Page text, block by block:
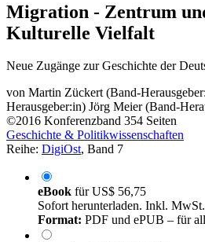
Migration - Zentrum
Kulturelle Vielfalt
Neue Zugänge zur Geschichte der
von Martin Zückert (Band-
Herausgeber:in) Jörg Meier (Band-
©2016 Konferenzband 354 Seiten
Geschichte & Politikwissenschaften
Reihe: DigiOst, Band 7
eBook fürUS$ 56,75
Sofort herunterladen. Inkl. MwSt.
Format: PDF und ePUB – für